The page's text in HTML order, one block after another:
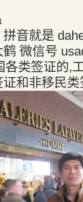
音就是
微信号
各类签证的,
和非移民